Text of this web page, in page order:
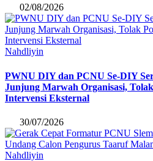
02/08/2026
Nahdliyin
PWNU DIY dan PCNU Se-DIY
Junjung Marwah Organisasi,
Intervensi Eksternal
30/07/2026
Nahdliyin